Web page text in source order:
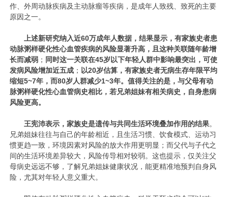
作、外周动脉疾病及主动脉瘤等疾病，是成年人致残、致死的主要
原因之一。
上述新研究纳入近60万成年人数据，结果显示，有家族史者患
动脉粥样硬化性心血管疾病的风险显著升高，且这种关联随年龄增
长而减弱 ； 同时这一关联在45岁以下年轻人群中影响最突出，可使
发病风险增加近五成 ； 以20岁估算，有家族史者无病生存年限平均
缩短5~7年，而80岁人群减少1~3年。值得关注的是，与父母有动
脉粥样硬化性心血管病史相比，若兄弟姐妹有相关病史，自身患病
风险更高。
王宪沛表示，家族史是遗传与共同生活环境叠加作用的结果。
兄弟姐妹往往与自己的年龄相近，且生活习惯、饮食模式、运动习
惯更趋一致，环境因素对风险的放大作用更明显；而父代与子代之
间的生活环境差异较大，风险传导相对较弱。这也提示，仅关注父
母病史远远不够，了解兄弟姐妹健康状况，能更精准地预判自身风
险，尤其对年轻人意义重大。